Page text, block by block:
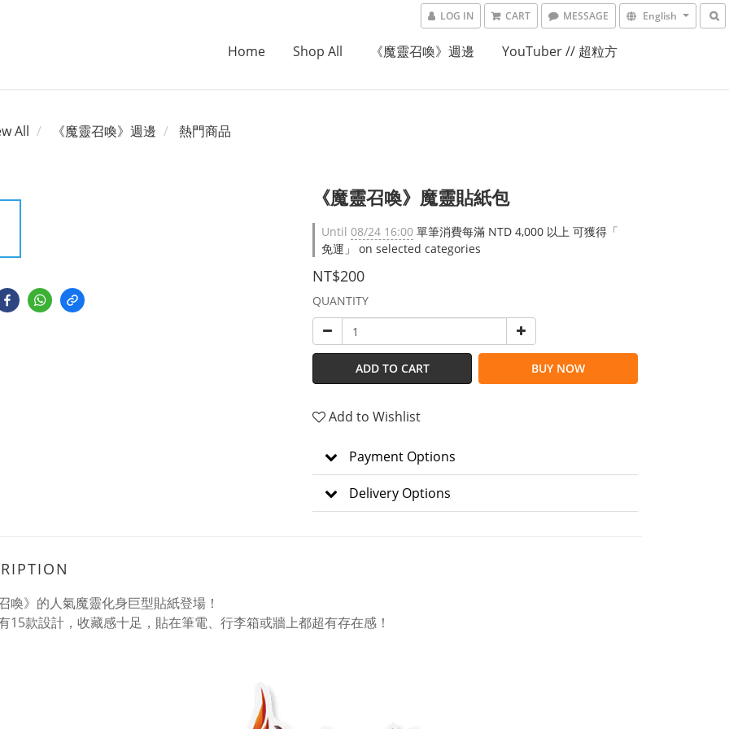
LOG IN CART MESSAGE English
Home Shop All 《魔靈召喚》週邊 YouTuber // 超粒方
All 《魔靈召喚》週邊 熱門商品
《魔靈召喚》魔靈貼紙包
Until 08/24 16:00 單筆消費每滿 NTD 4,000 以上 可獲得「
免運」 on selected categories
NT$200
QUANTITY
ADD TO CART BUY NOW
Add to Wishlist
Payment Options
Delivery Options
喚》的人氣魔靈化身巨型貼紙登場！
15款設計，收藏感十足，貼在筆電、行李箱或牆上都超有存在感！